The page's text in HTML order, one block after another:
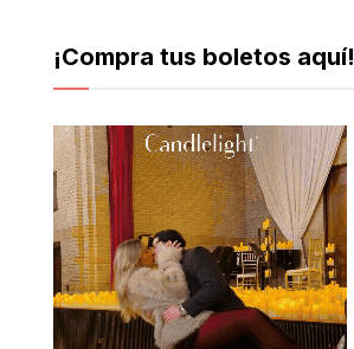
¡Compra tus boletos aquí!